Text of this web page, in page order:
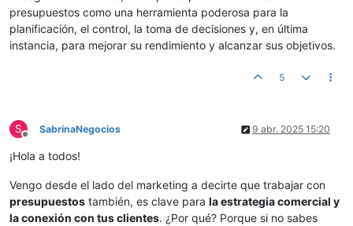
presupuestos como una herramienta poderosa para la
planificación, el control, la toma de decisiones y, en última
instancia, para mejorar su rendimiento y alcanzar sus objetivos.
5
S
Desconectado
SabrinaNegocios 9 abr. 2025 15:20
¡Hola a todos!
Vengo desde el lado del marketing a decirte que trabajar con
presupuestos también, es clave para la estrategia comercial y
la conexión con tus clientes. ¿Por qué? Porque si no sabes